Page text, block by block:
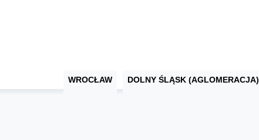
WROCŁAW DOLNY ŚLĄSK (AGLOMERACJA)